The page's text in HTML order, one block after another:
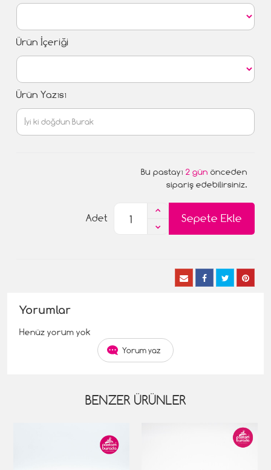
Ürün İçeriği
Ürün Yazısı
Bu pastayı 2 gün önceden
sipariş edebilirsiniz.
Sepete Ekle
Adet
Yorumlar
Henüz yorum yok
Yorum yaz
BENZER ÜRÜNLER